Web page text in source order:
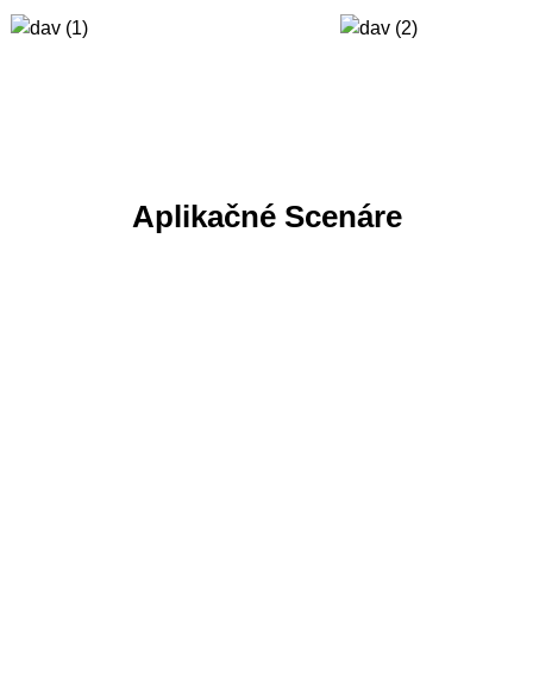
Aplikačné Scenáre